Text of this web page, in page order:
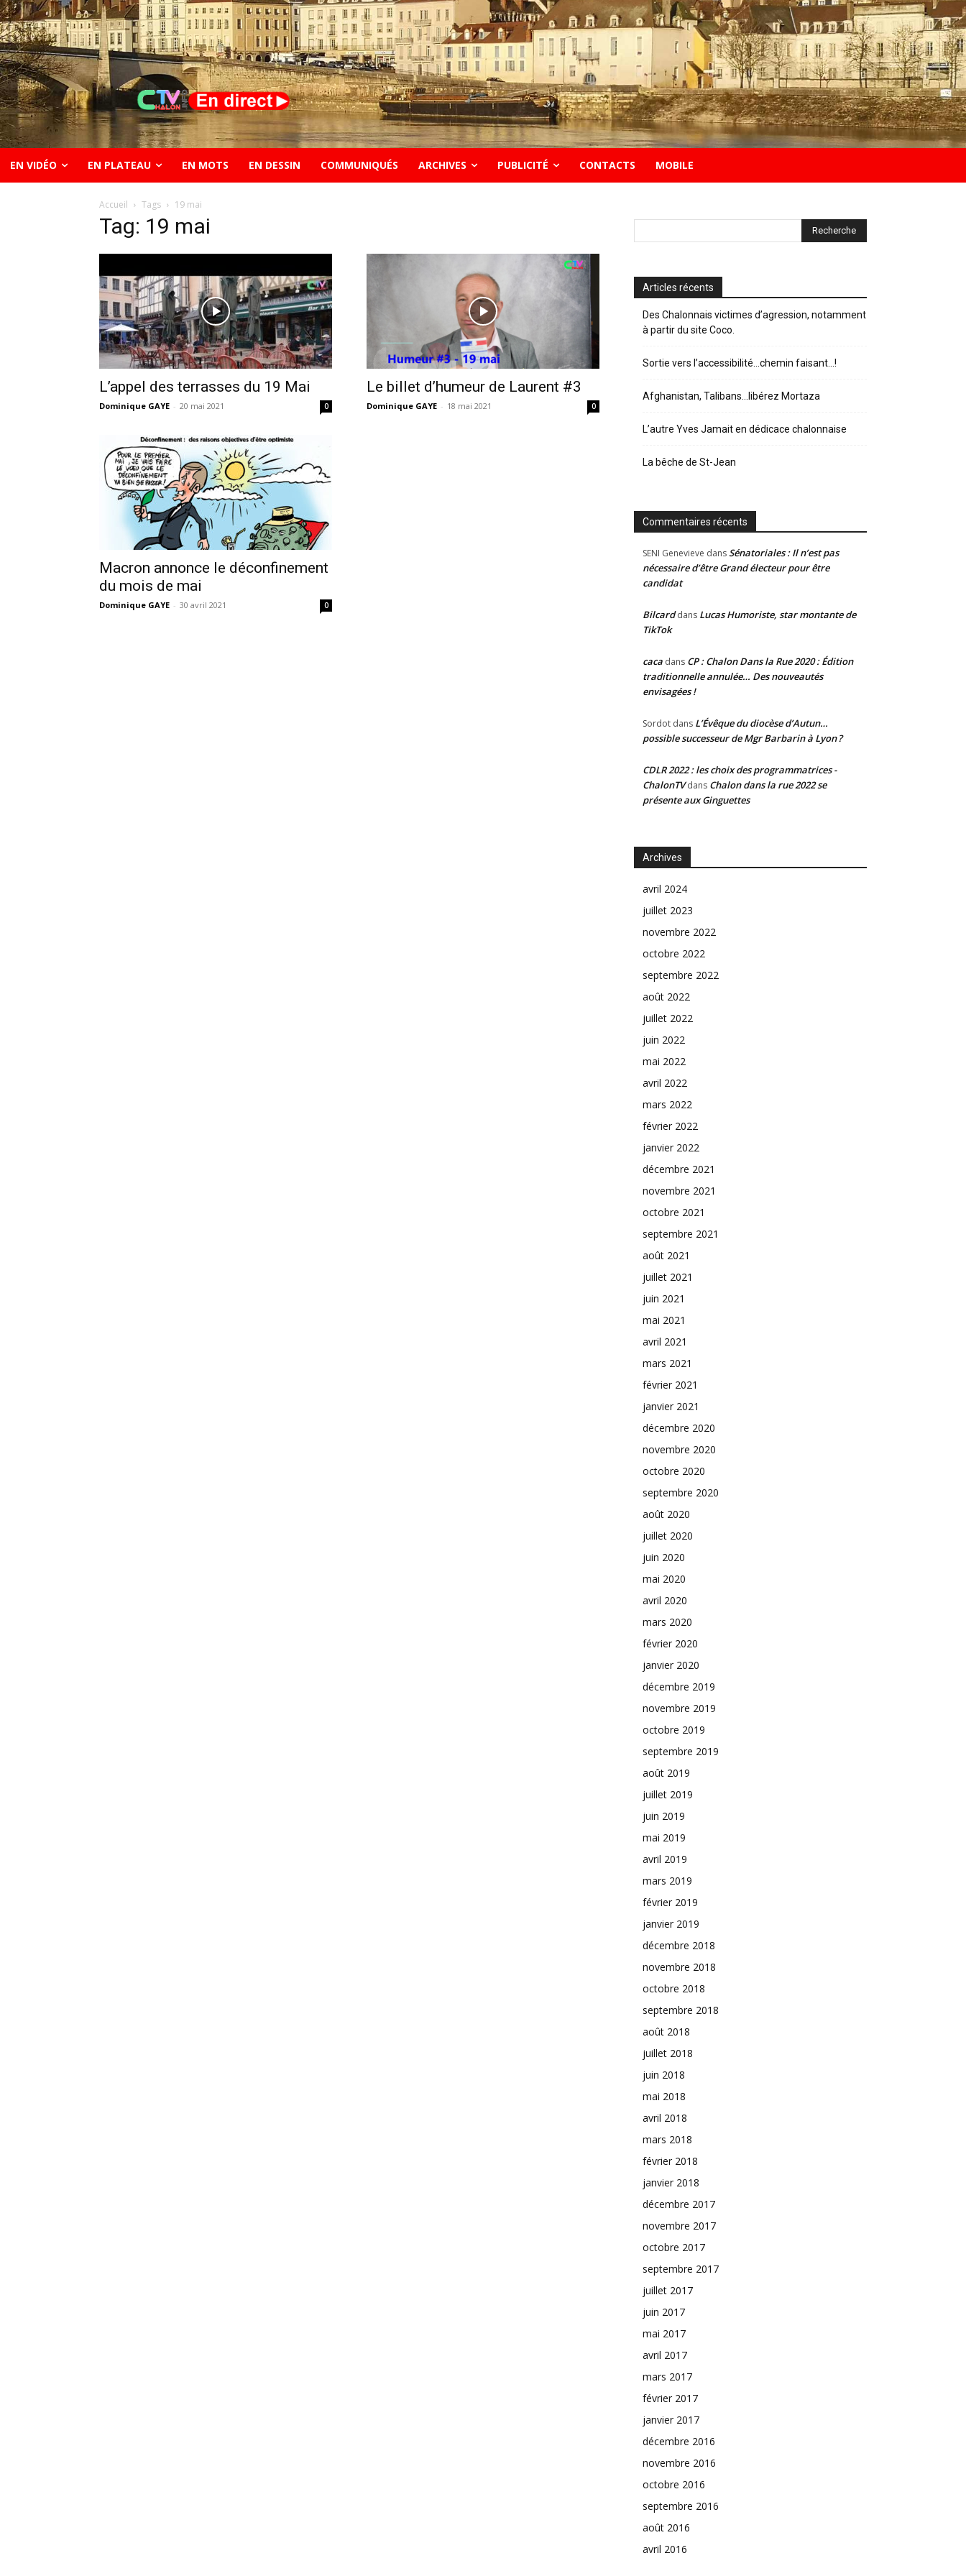
EN VIDÉO EN PLATEAU EN MOTS EN DESSIN COMMUNIQUÉS ARCHIVES PUBLICITÉ CONTACTS MOBILE
Accueil Tags 19 mai
Tag: 19 mai
L’appel des terrasses du 19 Mai
Dominique GAYE - 20 mai 2021 0
Le billet d’humeur de Laurent #3
Dominique GAYE - 18 mai 2021 0
Macron annonce le déconfinement
du mois de mai
Dominique GAYE - 30 avril 2021 0
Articles récents
Des Chalonnais victimes d’agression, notamment
à partir du site Coco.
Sortie vers l’accessibilité…chemin faisant…!
Afghanistan, Talibans…libérez Mortaza
L’autre Yves Jamait en dédicace chalonnaise
La bêche de St-Jean
Commentaires récents
SENI Genevieve dansSénatoriales : Il n’est pas
nécessaire d’être Grand électeur pour être
candidat
Bilcarddans Lucas Humoriste, star montante de
TikTok
caca dans CP : Chalon Dans la Rue 2020 : Édition
traditionnelle annulée… Des nouveautés
envisagées !
Sordot dans L’Évêque du diocèse d’Autun…
possible successeur de Mgr Barbarin à Lyon ?
CDLR 2022 : les choix des programmatrices -
ChalonTVdans Chalon dans la rue 2022 se
présente aux Ginguettes
Archives
avril 2024
juillet 2023
novembre 2022
octobre 2022
septembre 2022
août 2022
juillet 2022
juin 2022
mai 2022
avril 2022
mars 2022
février 2022
janvier 2022
décembre 2021
novembre 2021
octobre 2021
septembre 2021
août 2021
juillet 2021
juin 2021
mai 2021
avril 2021
mars 2021
février 2021
janvier 2021
décembre 2020
novembre 2020
octobre 2020
septembre 2020
août 2020
juillet 2020
juin 2020
mai 2020
avril 2020
mars 2020
février 2020
janvier 2020
décembre 2019
novembre 2019
octobre 2019
septembre 2019
août 2019
juillet 2019
juin 2019
mai 2019
avril 2019
mars 2019
février 2019
janvier 2019
décembre 2018
novembre 2018
octobre 2018
septembre 2018
août 2018
juillet 2018
juin 2018
mai 2018
avril 2018
mars 2018
février 2018
janvier 2018
décembre 2017
novembre 2017
octobre 2017
septembre 2017
juillet 2017
juin 2017
mai 2017
avril 2017
mars 2017
février 2017
janvier 2017
décembre 2016
novembre 2016
octobre 2016
septembre 2016
août 2016
avril 2016